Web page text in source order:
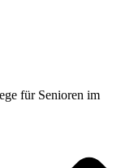
für Senioren im